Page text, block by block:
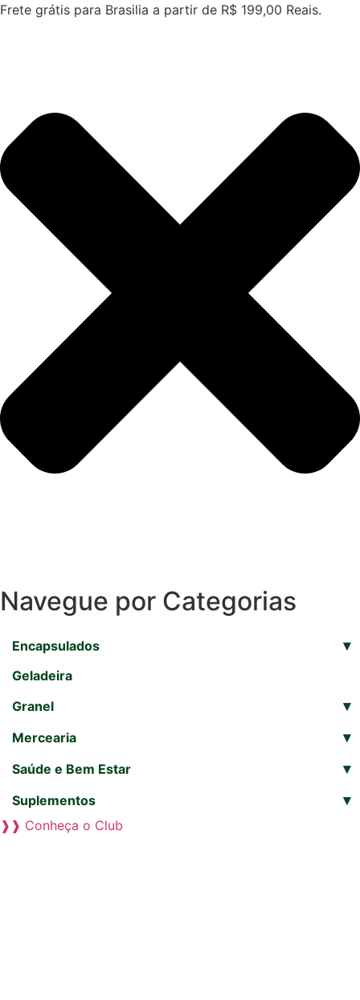
Ir
Frete grátis para Brasilia a partir de R$ 199,00 Reais.
Navegue por Categorias
Encapsulados ▾
Geladeira
Granel
▾
Mercearia ▾
Saúde e Bem Estar ▾
Suplementos ▾
❱❱ Conheça o Club